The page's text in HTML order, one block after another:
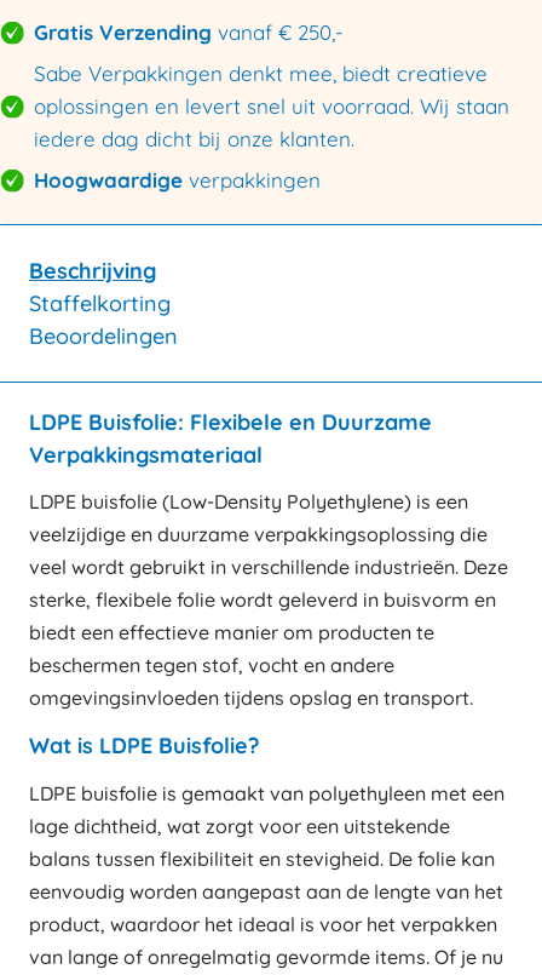
Gratis Verzending vanaf € 250,-
Sabe Verpakkingen denkt mee, biedt creatieve
oplossingen en levert snel uit voorraad. Wij staan
iedere dag dicht bij onze klanten.
Hoogwaardige verpakkingen
Beschrijving
Staffelkorting
Beoordelingen
LDPE Buisfolie: Flexibele en Duurzame
Verpakkingsmateriaal
LDPE buisfolie (Low-Density Polyethylene) is een
veelzijdige en duurzame verpakkingsoplossing die
veel wordt gebruikt in verschillende industrieën. Deze
sterke, flexibele folie wordt geleverd in buisvorm en
biedt een effectieve manier om producten te
beschermen tegen stof, vocht en andere
omgevingsinvloeden tijdens opslag en transport.
Wat is LDPE Buisfolie?
LDPE buisfolie is gemaakt van polyethyleen met een
lage dichtheid, wat zorgt voor een uitstekende
balans tussen flexibiliteit en stevigheid. De folie kan
eenvoudig worden aangepast aan de lengte van het
product, waardoor het ideaal is voor het verpakken
van lange of onregelmatig gevormde items. Of je nu